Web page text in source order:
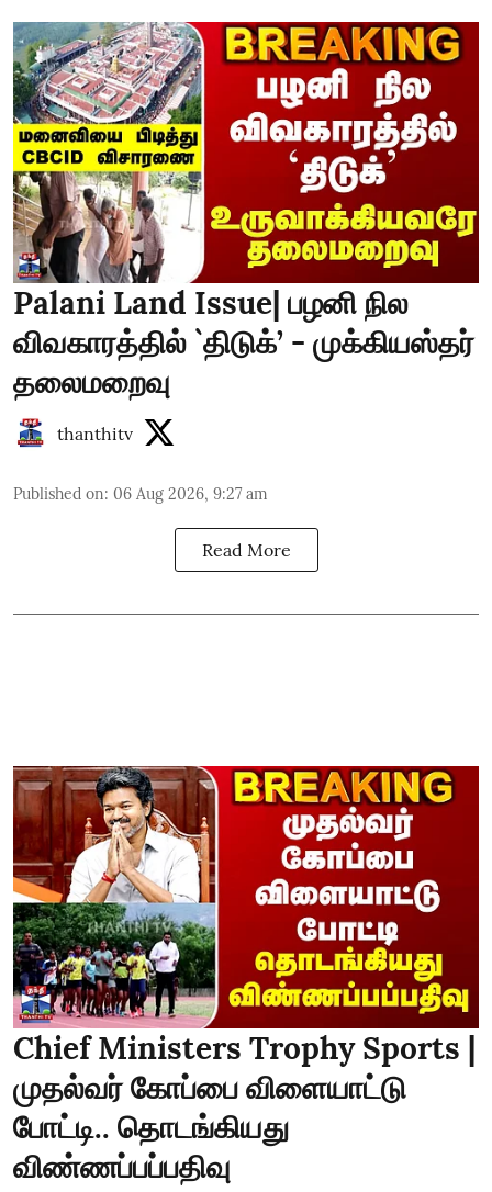
Palani Land Issue| பழனி நில
விவகாரத்தில் `திடுக்’ - முக்கியஸ்தர்
தலைமறைவு
thanthitv
Published on: 06 Aug 2026, 9:27 am
Read More
Chief Ministers Trophy Sports |
முதல்வர் கோப்பை விளையாட்டு
போட்டி.. தொடங்கியது
விண்ணப்பப்பதிவு